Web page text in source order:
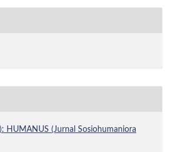
HUMANUS (Jurnal Sosiohumaniora